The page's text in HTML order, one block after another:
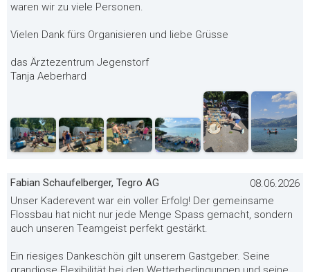
waren wir zu viele Personen.
Vielen Dank fürs Organisieren und liebe Grüsse
das Ärztezentrum Jegenstorf
Tanja Aeberhard
Fabian Schaufelberger, Tegro AG
08.06.2026
Unser Kaderevent war ein voller Erfolg! Der gemeinsame
Flossbau hat nicht nur jede Menge Spass gemacht, sondern
auch unseren Teamgeist perfekt gestärkt.
Ein riesiges Dankeschön gilt unserem Gastgeber. Seine